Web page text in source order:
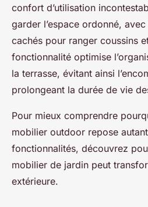
confort d’utilisation
garder l’espace ordonné,
cachés pour ranger coussins
fonctionnalité optimise
la terrasse, évitant ainsi
prolongeant la durée de vie
Pour mieux comprendre
mobilier outdoor repose
fonctionnalités, découvrez
mobilier de jardin peut
extérieure.